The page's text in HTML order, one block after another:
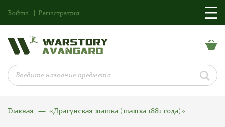
Войти Регистрация
Главная «Драгунская шашка (шашка 1881 года)»